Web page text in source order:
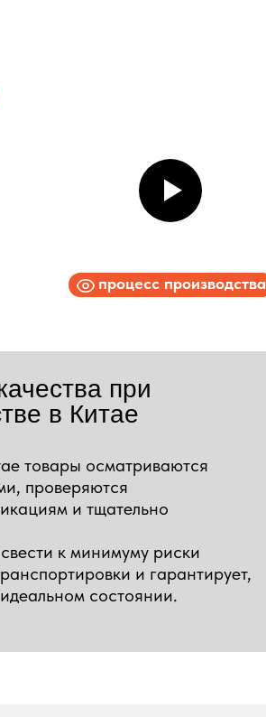
при
в Китае
товары осматриваются
проверяются
и тщательно
к минимуму риски
и гарантирует,
состоянии.
процесс производства